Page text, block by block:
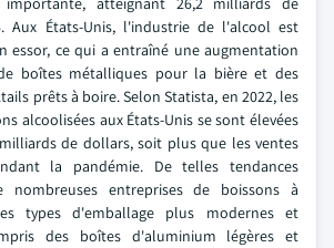
Aux États-Unis, l'industrie de l'alcool est
essor, ce qui a entraîné une augmentation
boîtes métalliques pour la bière et des
prêts à boire. Selon Statista, en 2022, les
alcoolisées aux États-Unis se sont élevées
de dollars, soit plus que les ventes
la pandémie. De telles tendances
nombreuses entreprises de boissons à
types d'emballage plus modernes et
des boîtes d'aluminium légères et